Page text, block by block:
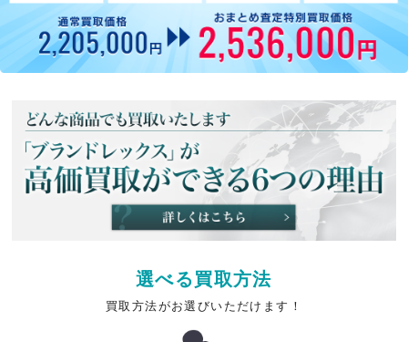
選べる買取方法
買取方法がお選びいただけます！